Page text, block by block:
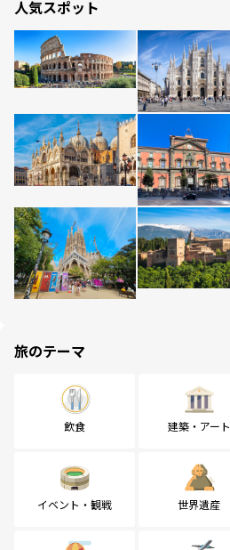
人気スポット
旅のテーマ
飲食 建築・アート
イベント・観戦 世界遺産